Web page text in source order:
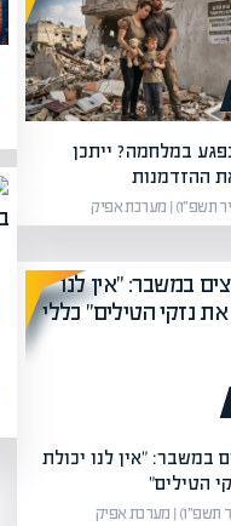
במלחמה? ייתכן
ההזדמנות
במשבר: "אין לנו יכולת
הטילים"